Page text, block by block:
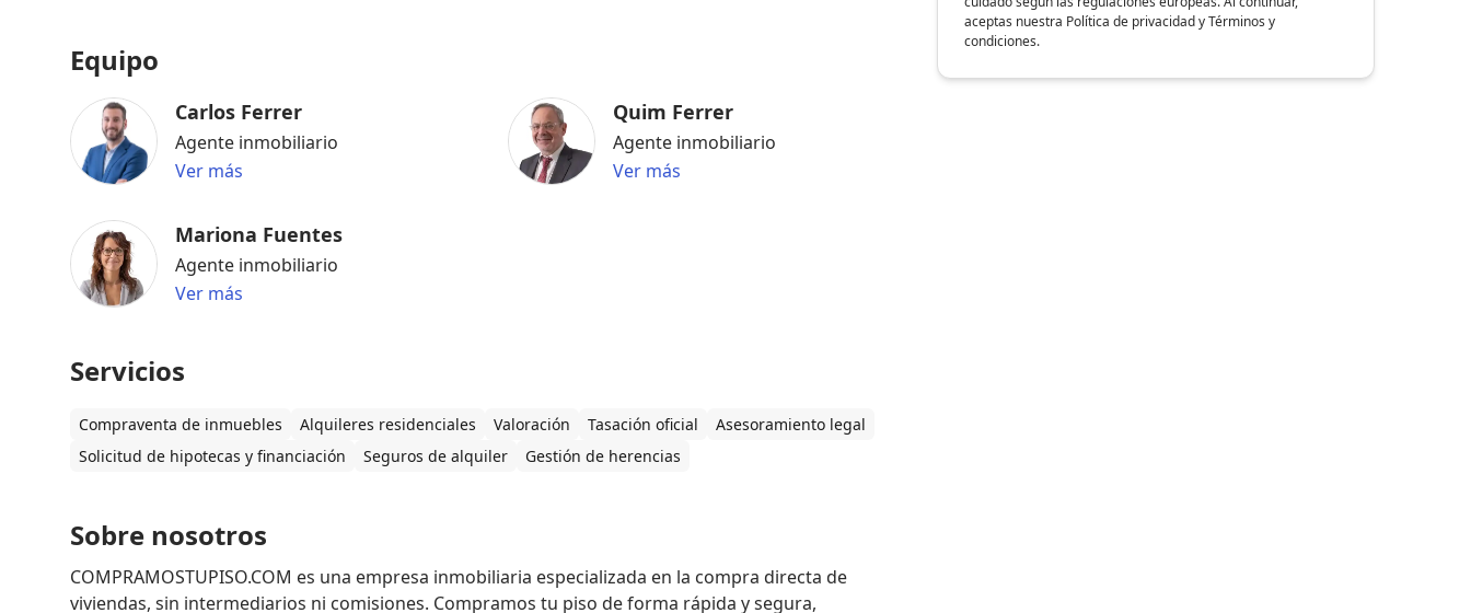
Equipo
Carlos Ferrer
Agente inmobiliario
Ver más
Quim Ferrer
Agente inmobiliario
Ver más
Mariona Fuentes
Agente inmobiliario
Ver más
Servicios
Compraventa de inmuebles Alquileres residenciales Valoración Tasación oficial
Asesoramiento legal
Solicitud de hipotecas y financiación
Seguros de alquiler Gestión de herencias
Sobre nosotros
COMPRAMOSTUPISO.COM es una empresa inmobiliaria especializada en la compra directa de
viviendas, sin intermediarios ni comisiones. Compramos tu piso de forma rápida y segura,
aceptas nuestra Política de privacidad y Términos y
condiciones.